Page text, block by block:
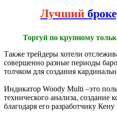
Лучший
Торгуй по крупному
Также трейдеры хотели
совершенно разные периоды
толчком для создания
Индикатор Woody Multi –это
технического анализа, создание
благодаря его разработчику Кену